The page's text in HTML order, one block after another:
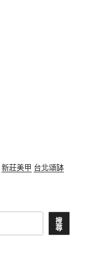
新莊美甲 台北頌缽
搜
尋